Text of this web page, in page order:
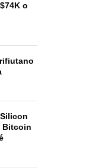
o
Bitcoin